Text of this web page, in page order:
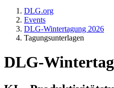
DLG.org
Events
DLG-Wintertagung 2026
Tagungsunterlagen
DLG-